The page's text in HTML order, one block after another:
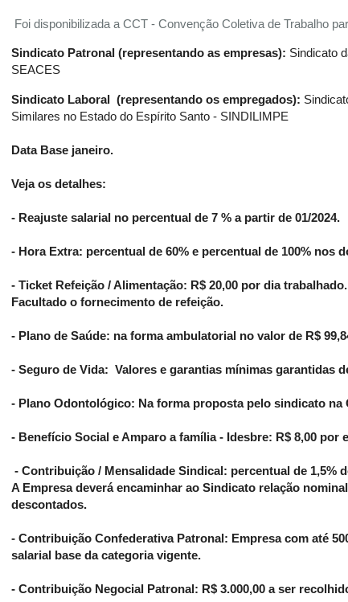
Foi disponibilizada a CCT - Convenção Coletiva de Trabalho
Sindicato Patronal (representando as empresas): Sindicato
SEACES
Sindicato Laboral (representando os empregados):
Similares no Estado do Espírito Santo - SINDILIMPE
Data Base janeiro.
Veja os detalhes:
- Reajuste salarial no percentual de 7 % a partir de 01/2024.
- Hora Extra: percentual de 60% e percentual de 100% nos
- Ticket Refeição / Alimentação: R$ 20,00 por dia trabalhado.
Facultado o fornecimento de refeição.
- Plano de Saúde: na forma ambulatorial no valor de R$
- Seguro de Vida: Valores e garantias mínimas garantidas
- Plano Odontológico: Na forma proposta pelo sindicato na
- Benefício Social e Amparo a família - Idesbre: R$ 8,00 por
- Contribuição / Mensalidade Sindical: percentual de 1,5%
A Empresa deverá encaminhar ao Sindicato relação
descontados.
- Contribuição Confederativa Patronal: Empresa com até
salarial base da categoria vigente.
- Contribuição Negocial Patronal: R$ 3.000,00 a ser